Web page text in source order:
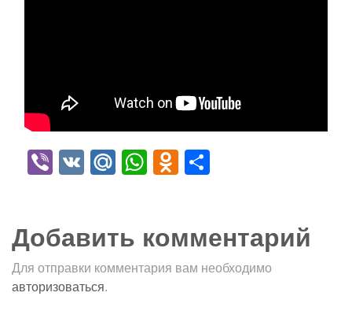
Viber
VK Mail.Ru
WhatsApp
Odnoklassniki
Добавить комментарий
Для отправки комментария вам необходимо
авторизоваться.